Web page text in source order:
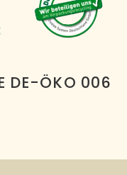
DE-ÖKO 006